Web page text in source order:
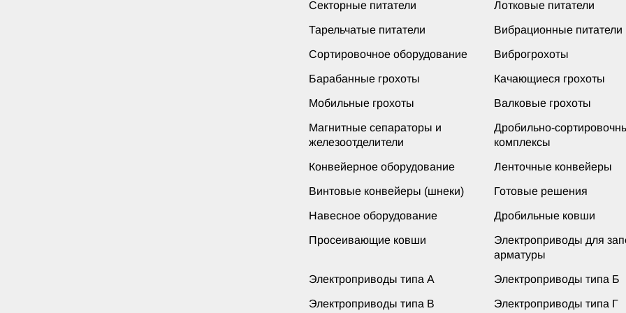
Секторные питатели Лотковые питатели
Тарельчатые питатели Вибрационные питатели
Сортировочное оборудование Виброгрохоты
Барабанные грохоты Качающиеся грохоты
Мобильные грохоты Валковые грохоты
Магнитные сепараторы и
железоотделители
Дробильно-
комплексы
Конвейерное оборудование Ленточные конвейеры
Винтовые конвейеры (шнеки) Готовые решения
Навесное оборудование Дробильные ковши
Просеивающие ковши
Электроприводы для
арматуры
Электроприводы типа А Электроприводы типа Б
Электроприводы типа В Электроприводы типа Г